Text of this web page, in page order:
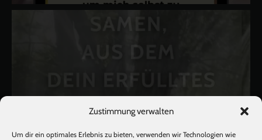
Zustimmung verwalten
Um dir ein optimales Erlebnis zu bieten, verwenden wir Technologien wie